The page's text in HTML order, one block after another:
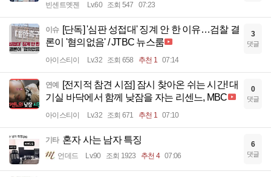
빈센트멧젠 Lv.60 조회 547 07:23
이슈 [단독] '심판 성접대' 징계 안 한 이유…검찰 결
론이 '혐의없음' / JTBC 뉴스룸
아이스티이 Lv.32 조회 658 추천 1 07:14
3
댓글
연예
[전지적 참견 시점] 잠시 찾아온 쉬는 시간! 대
기실 바닥에서 함께 낮잠을 자는 리센느, MBC
아이스티이 Lv.32 조회 671 추천 1 07:10
0
댓글
기타 혼자 사는 남자 특징
언데드 Lv.90 조회 1923 추천 4 07:06
6
댓글